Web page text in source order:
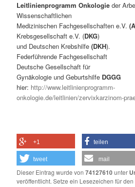
Leitlinienprogramm Onkologie der
Wissenschaftlichen
Medizinischen Fachgesellschaften e.V.
Krebsgesellschaft e.V. (DKG)
und Deutschen Krebshilfe(DKH).
Federführende Fachgesellschaft
Deutsche Gesellschaft für
Gynäkologie und Geburtshilfe DGGG
hier: http://www.leitlinienprogramm-
onkologie.de/leitlinien/zervixkarzinom-
+1 teilen
tweet mail
Dieser Eintrag wurde von74127610unter
veröffentlicht. Setze ein Lesezeichen für den